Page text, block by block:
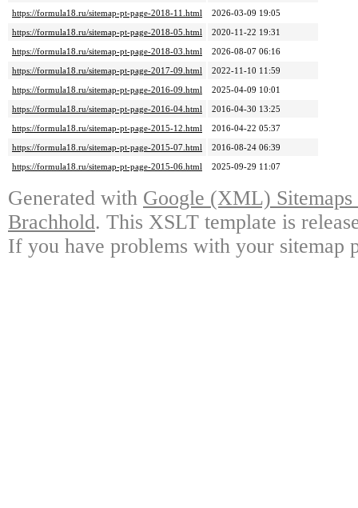
https://formula18.ru/sitemap-pt-page-2018-11.html
2026-03-09 19:05
https://formula18.ru/sitemap-pt-page-2018-05.html
2020-11-22 19:31
https://formula18.ru/sitemap-pt-page-2018-03.html
2026-08-07 06:16
https://formula18.ru/sitemap-pt-page-2017-09.html
2022-11-10 11:59
https://formula18.ru/sitemap-pt-page-2016-09.html
2025-04-09 10:01
https://formula18.ru/sitemap-pt-page-2016-04.html
2016-04-30 13:25
https://formula18.ru/sitemap-pt-page-2015-12.html
2016-04-22 05:37
https://formula18.ru/sitemap-pt-page-2015-07.html
2016-08-24 06:39
https://formula18.ru/sitemap-pt-page-2015-06.html
2025-09-29 11:07
Generated with Google (XML)
Brachhold. This XSLT template is
If you have problems with your sitemap